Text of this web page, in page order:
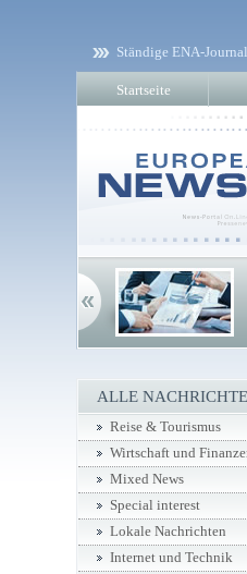
Ständige ENA-
Startseite
ALLE
Reise & Tourismus
Wirtschaft und
Mixed News
Special interest
Lokale Nachrichten
Internet und Technik